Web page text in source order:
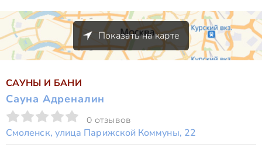
Показать на карте
САУНЫ И БАНИ
Сауна Адреналин
0 отзывов
Смоленск, улица Парижской Коммуны, 22